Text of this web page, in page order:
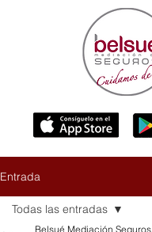
Entrada
Todas las entradas
Belsué Mediación Seguros